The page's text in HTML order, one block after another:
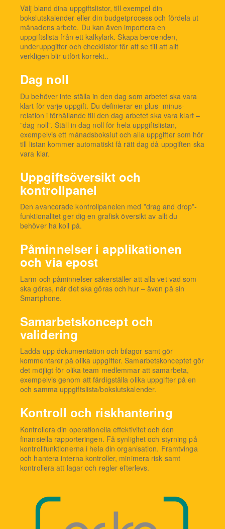
Välj bland dina uppgiftslistor, till exempel din
bokslutskalender eller din budgetprocess och fördela ut
månadens arbete. Du kan även importera en
uppgiftslista från ett kalkylark. Skapa beroenden,
underuppgifter och checklistor för att se till att allt
verkligen blir utfört korrekt..
Dag noll
Du behöver inte ställa in den dag som arbetet ska vara
klart för varje uppgift. Du definierar en plus- minus-
relation i förhållande till den dag arbetet ska vara klart –
”dag noll”. Ställ in dag noll för hela uppgiftslistan,
exempelvis ett månadsbokslut och alla uppgifter som hör
till listan kommer automatiskt få rätt dag då uppgiften ska
vara klar.
Uppgiftsöversikt och
kontrollpanel
Den avancerade kontrollpanelen med ”drag and drop”-
funktionalitet ger dig en grafisk översikt av allt du
behöver ha koll på.
Påminnelser i applikationen
och via epost
Larm och påminnelser säkerställer att alla vet vad som
ska göras, när det ska göras och hur – även på sin
Smartphone.
Samarbetskoncept och
validering
Ladda upp dokumentation och bilagor samt gör
kommentarer på olika uppgifter. Samarbetskonceptet gör
det möjligt för olika team medlemmar att samarbeta,
exempelvis genom att färdigställa olika uppgifter på en
och samma uppgiftslista/bokslutskalender.
Kontroll och riskhantering
Kontrollera din operationella effektivitet och den
finansiella rapporteringen. Få synlighet och styrning på
kontrollfunktionerna i hela din organisation. Framtvinga
och hantera interna kontroller, minimera risk samt
kontrollera att lagar och regler efterlevs.